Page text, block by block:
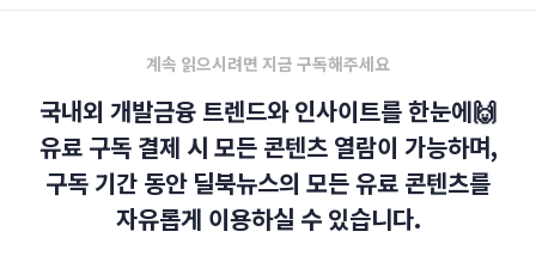
계속 읽으시려면 지금 구독해주세요
국내외 개발금융 트렌드와 인사이트를 한눈에🙌
유료 구독 결제 시 모든 콘텐츠 열람이 가능하며,
구독 기간 동안 딜북뉴스의 모든 유료 콘텐츠를
자유롭게 이용하실 수 있습니다.